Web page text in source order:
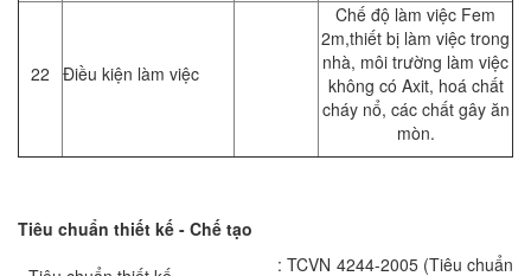
22 Điều kiện làm việc
Chế độ làm việc Fem
2m,thiết bị làm việc trong
nhà, môi trường làm việc
không có Axit, hoá chất
cháy nổ, các chất gây ăn
mòn.
Tiêu chuẩn thiết kế - Chế tạo
: TCVN 4244-2005 (Tiêu chuẩn